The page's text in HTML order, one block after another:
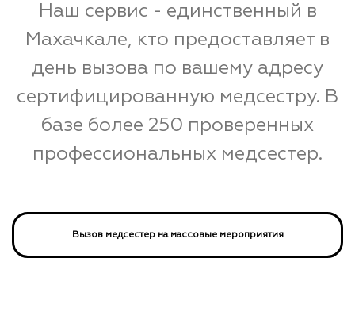
Наш сервис - единственный в
Махачкале, кто предоставляет в
день вызова по вашему адресу
сертифицированную медсестру. В
базе более 250 проверенных
профессиональных медсестер.
Вызов медсестер на массовые мероприятия